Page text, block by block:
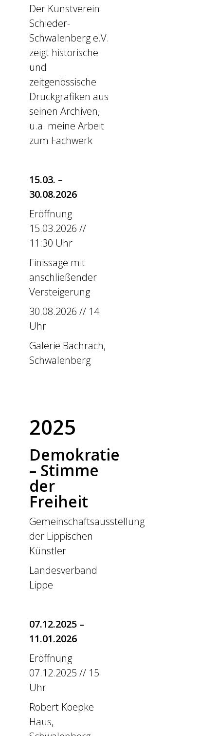
Der Kunstverein
Schieder-
Schwalenberg e.V.
zeigt historische
und
zeitgenössische
Druckgrafiken aus
seinen Archiven,
u.a. meine Arbeit
zum Fachwerk
15.03. –
30.08.2026
Eröffnung
15.03.2026 //
11:30 Uhr
Finissage mit
anschließender
Versteigerung
30.08.2026 // 14
Uhr
Galerie Bachrach,
Schwalenberg
2025
Demokratie
– Stimme
der
Freiheit
Gemeinschaftsausstellung
der Lippischen
Künstler
Landesverband
Lippe
07.12.2025 –
11.01.2026
Eröffnung
07.12.2025 // 15
Uhr
Robert Koepke
Haus,